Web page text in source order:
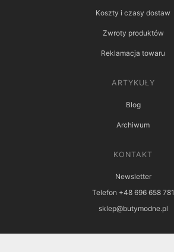
Koszty i czasy dostaw
Zwroty produktów
Reklamacja towaru
ARTYKUŁY
Blog
Archiwum
KONTAKT
Newsletter
Telefon +48 696 658 781
sklep@butymodne.pl